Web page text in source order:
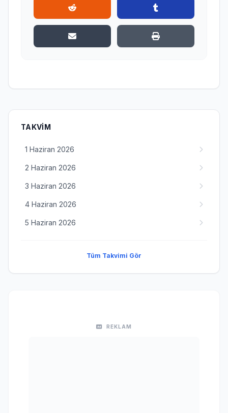
TAKVIM
1 Haziran 2026
2 Haziran 2026
3 Haziran 2026
4 Haziran 2026
5 Haziran 2026
Tüm Takvimi Gör
REKLAM